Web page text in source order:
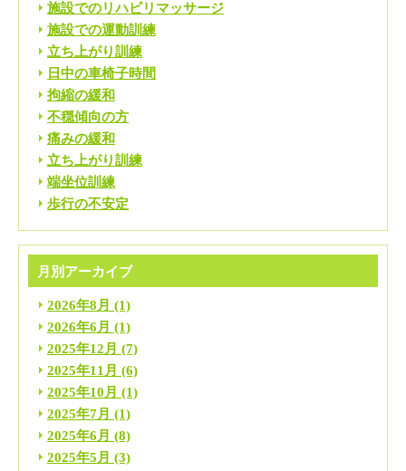
施設でのリハビリマッサージ
施設での運動訓練
立ち上がり訓練
日中の車椅子時間
拘縮の緩和
不穏傾向の方
痛みの緩和
立ち上がり訓練
端坐位訓練
歩行の不安定
月別アーカイブ
2026年8月 (1)
2026年6月 (1)
2025年12月 (7)
2025年11月 (6)
2025年10月 (1)
2025年7月 (1)
2025年6月 (8)
2025年5月 (3)